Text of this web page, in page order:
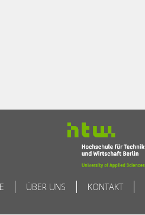
ÜBER UNS KONTAKT